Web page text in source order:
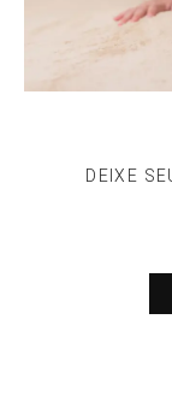
DEIXE